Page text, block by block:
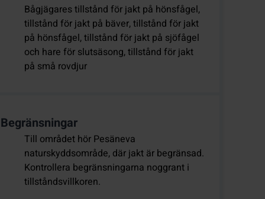
Bågjägares tillstånd för jakt på hönsfågel,
tillstånd för jakt på bäver, tillstånd för jakt
på hönsfågel, tillstånd för jakt på sjöfågel
och hare för slutsäsong, tillstånd för jakt
på små rovdjur
Begränsningar
Till området hör Pesäneva
naturskyddsområde, där jakt är begränsad.
Kontrollera begränsningarna noggrant i
tillståndsvillkoren.